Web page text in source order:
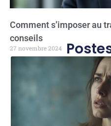
Comment s’imposer au
conseils
27 novembre 2024